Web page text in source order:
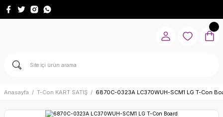
Anasayfa T-Con KART SATIŞ 6870C-0323A LC370WUH-SCM1 LG T-Con